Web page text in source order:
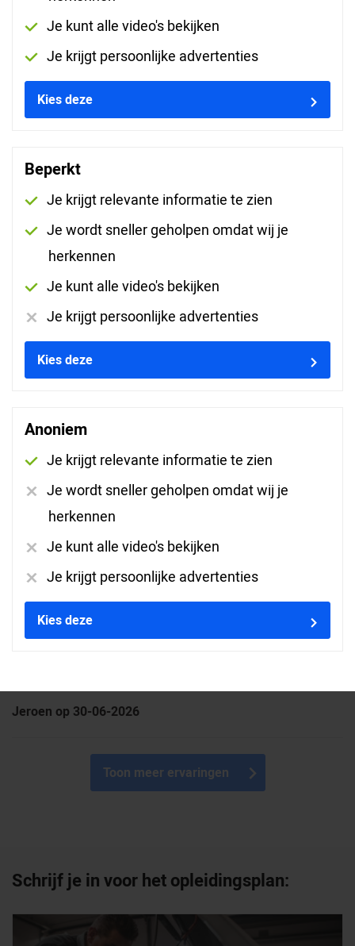
Je kunt alle video's bekijken
Je krijgt persoonlijke advertenties
Kies deze
Beperkt
Je krijgt relevante informatie te zien
Je wordt sneller geholpen omdat wij je
herkennen
Je kunt alle video's bekijken
Je krijgt persoonlijke advertenties
Kies deze
Anoniem
Je krijgt relevante informatie te zien
Je wordt sneller geholpen omdat wij je
herkennen
Je kunt alle video's bekijken
Je krijgt persoonlijke advertenties
Kies deze
ERVARINGEN
Sorteren op
Ronnie op 30-06-2026
Nee
Roy op 30-06-2026
Jay op 30-06-2026
Jeroen op 30-06-2026
Toon meer ervaringen
Schrijf je in voor het opleidingsplan: